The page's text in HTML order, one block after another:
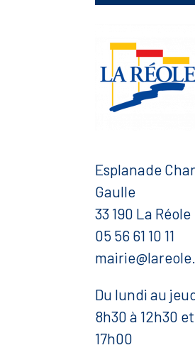
Esplanade
Gaulle
33 190 La Réole
05 56 61 10 11
Du lundi au
8h30 à 12h30
17h00